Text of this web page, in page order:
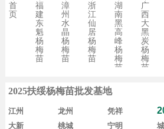
首
页
福
建
东
魁
杨
梅
苗
漳
州
水
晶
杨
梅
苗
浙
江
仙
居
杨
梅
苗
湖
南
黑
高
峰
杨
梅
苗
广
西
大
黑
炭
杨
梅
苗
2025扶绥杨梅苗批发基地
江州 龙州 凭祥
大新
桃城 宁明